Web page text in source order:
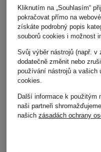
Kliknutím na „Souhlasím“
pokračovat přímo na
získáte podrobný popis
souborů cookies i možnost
Svůj výběr nástrojů (např.
dodatečně změnit nebo
používání nástrojů a vašich
cookies.
Další informace k použitým
naši partneři
našichzásadách ochrany